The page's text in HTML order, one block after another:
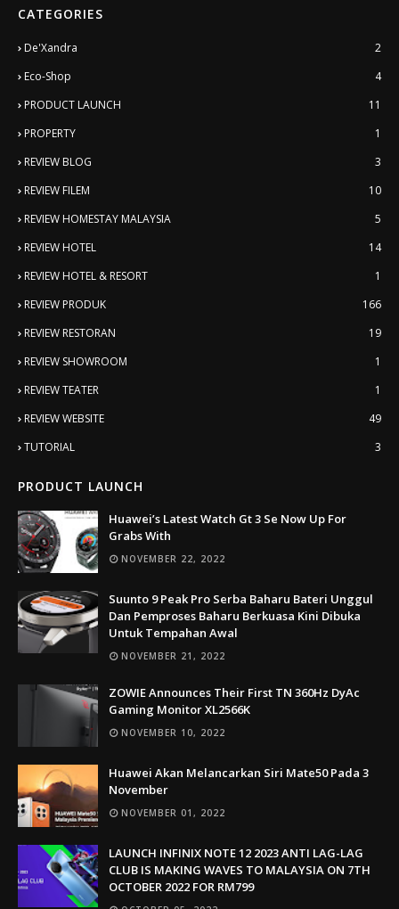
CATEGORIES
De'Xandra
2
Eco-Shop
4
PRODUCT LAUNCH
11
PROPERTY
1
REVIEW BLOG
3
REVIEW FILEM
10
REVIEW HOMESTAY MALAYSIA
5
REVIEW HOTEL
14
REVIEW HOTEL & RESORT
1
REVIEW PRODUK
166
REVIEW RESTORAN
19
REVIEW SHOWROOM
1
REVIEW TEATER
1
REVIEW WEBSITE
49
TUTORIAL
3
PRODUCT LAUNCH
Huawei’s Latest Watch Gt 3 Se Now Up For
Grabs With
NOVEMBER 22, 2022
Suunto 9 Peak Pro Serba Baharu Bateri Unggul
Dan Pemproses Baharu Berkuasa Kini Dibuka
Untuk Tempahan Awal
NOVEMBER 21, 2022
ZOWIE Announces Their First TN 360Hz DyAc
Gaming Monitor XL2566K
NOVEMBER 10, 2022
Huawei Akan Melancarkan Siri Mate50 Pada 3
November
NOVEMBER 01, 2022
LAUNCH INFINIX NOTE 12 2023 ANTI LAG-LAG
CLUB IS MAKING WAVES TO MALAYSIA ON 7TH
OCTOBER 2022 FOR RM799